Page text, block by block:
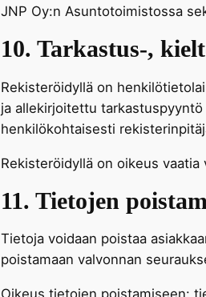
JNP Oy:n Asuntotoimistossa
10. Tarkastus-,
Rekisteröidyllä on
ja allekirjoitettu
henkilökohtaisesti
Rekisteröidyllä on oikeus
11. Tietojen
Tietoja voidaan poistaa
poistamaan valvonnan